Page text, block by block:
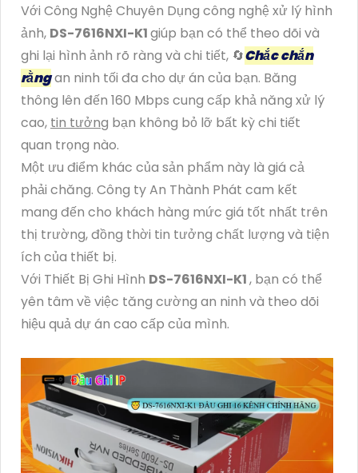
Với Công Nghệ Chuyên Dụng công nghệ xử lý hình
ảnh, DS-7616NXI-K1giúp bạn có thể theo dõi và
ghi lại hình ảnh rõ ràng và chi tiết, 🔄Chắc chắn
rằngan ninh tối đa cho dự án của bạn. Băng
thông lên đến 160 Mbps cung cấp khả năng xử lý
cao, tin tưởng bạn không bỏ lỡ bất kỳ chi tiết
quan trọng nào.
Một ưu điểm khác của sản phẩm này là giá cả
phải chăng. Công ty An Thành Phát cam kết
mang đến cho khách hàng mức giá tốt nhất trên
thị trường, đồng thời tin tưởng chất lượng và tiện
ích của thiết bị.
Với Thiết Bị Ghi Hình DS-7616NXI-K1, bạn có thể
yên tâm về việc tăng cường an ninh và theo dõi
hiệu quả dự án cao cấp của mình.